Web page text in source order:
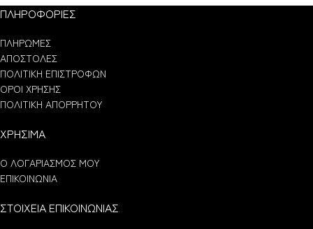
ΠΛΗΡΟΦΟΡΙΕΣ
ΠΛΗΡΩΜΕΣ
ΑΠΟΣΤΟΛΕΣ
ΠΟΛΙΤΙΚΗ ΕΠΙΣΤΡΟΦΩΝ
ΟΡΟΙ ΧΡΗΣΗΣ
ΠΟΛΙΤΙΚΗ ΑΠΟΡΡΗΤΟΥ
ΧΡΗΣΙΜΑ
Ο ΛΟΓΑΡΙΑΣΜΟΣ ΜΟΥ
ΕΠΙΚΟΙΝΩΝΙΑ
ΣΤΟΙΧΕΙΑ ΕΠΙΚΟΙΝΩΝΙΑΣ